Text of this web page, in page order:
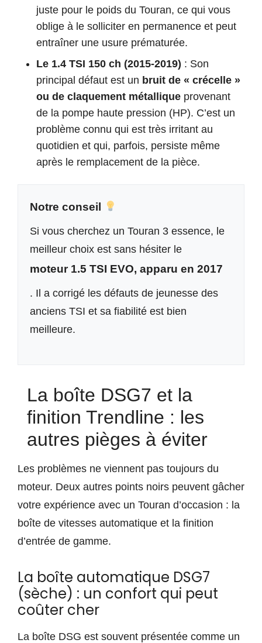
juste pour le poids du Touran, ce qui vous
oblige à le solliciter en permanence et peut
entraîner une usure prématurée.
Le 1.4 TSI 150 ch (2015-2019) : Son
principal défaut est un bruit de « crécelle »
ou de claquement métallique provenant
de la pompe haute pression (HP). C’est un
problème connu qui est très irritant au
quotidien et qui, parfois, persiste même
après le remplacement de la pièce.
Notre conseil
Si vous cherchez un Touran 3 essence, le
meilleur choix est sans hésiter le
moteur 1.5 TSI EVO, apparu en 2017
. Il a corrigé les défauts de jeunesse des
anciens TSI et sa fiabilité est bien
meilleure.
La boîte DSG7 et la
finition Trendline : les
autres pièges à éviter
Les problèmes ne viennent pas toujours du
moteur. Deux autres points noirs peuvent gâcher
votre expérience avec un Touran d’occasion : la
boîte de vitesses automatique et la finition
d’entrée de gamme.
La boîte automatique DSG7
(sèche) : un confort qui peut
coûter cher
La boîte DSG est souvent présentée comme un